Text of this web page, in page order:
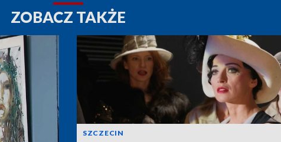
ZOBACZ TAKŻE
SZCZECIN